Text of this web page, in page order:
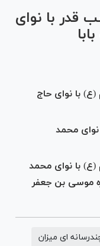
و شب قدر با نوای
با نوای حاج
محمد
با نوای محمد
موسی بن جعفر
ای میزان